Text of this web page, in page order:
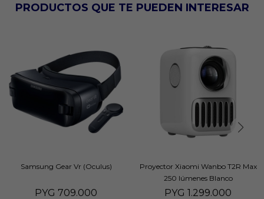
PRODUCTOS QUE TE PUEDEN INTERESAR
Samsung Gear Vr (Oculus)
PYG 709.000
Proyector Xiaomi Wanbo T2R Max
250 lúmenes Blanco
PYG 1.299.000